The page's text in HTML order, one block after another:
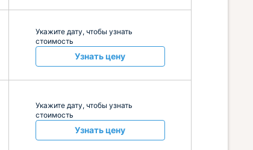
Укажите дату, чтобы узнать
стоимость
Узнать цену
Укажите дату, чтобы узнать
стоимость
Узнать цену